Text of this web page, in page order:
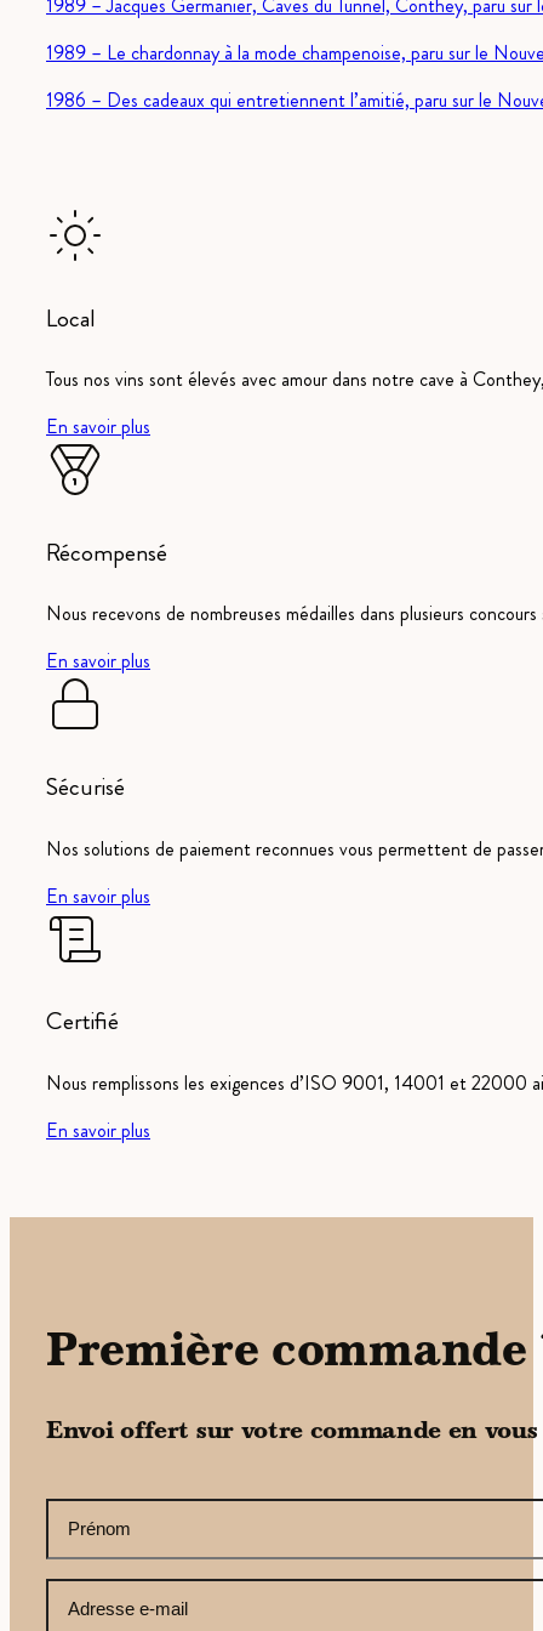
1989 – Le chardonnay à la mode champenoise, paru sur le
1986 – Des cadeaux qui entretiennent l’amitié, paru sur le
Local
Tous nos vins sont élevés avec amour dans notre cave à
En savoir plus
Récompensé
Nous recevons de nombreuses médailles dans plusieurs
En savoir plus
Sécurisé
Nos solutions de paiement reconnues vous permettent de
En savoir plus
Certifié
Nous remplissons les exigences d’ISO 9001, 14001 et 22000
En savoir plus
Première commande
Envoi offert sur votre commande en
Votre
prénom
Votre
adresse